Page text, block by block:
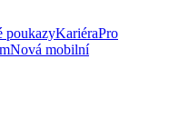
poukazyKariéraPro
Nová mobilní